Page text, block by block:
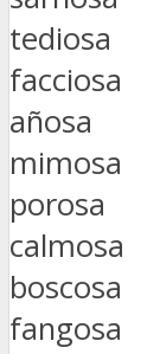
tediosa
facciosa
añosa
mimosa
porosa
calmosa
boscosa
fangosa